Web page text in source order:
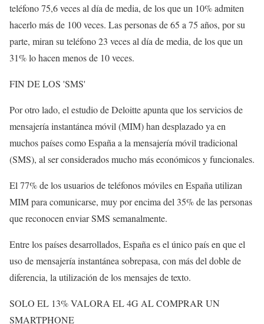
teléfono 75,6 veces al día de media, de los que un 10% admiten
hacerlo más de 100 veces. Las personas de 65 a 75 años, por su
parte, miran su teléfono 23 veces al día de media, de los que un
31% lo hacen menos de 10 veces.
FIN DE LOS 'SMS'
Por otro lado, el estudio de Deloitte apunta que los servicios de
mensajería instantánea móvil (MIM) han desplazado ya en
muchos países como España a la mensajería móvil tradicional
(SMS), al ser considerados mucho más económicos y funcionales.
El 77% de los usuarios de teléfonos móviles en España utilizan
MIM para comunicarse, muy por encima del 35% de las personas
que reconocen enviar SMS semanalmente.
Entre los países desarrollados, España es el único país en que el
uso de mensajería instantánea sobrepasa, con más del doble de
diferencia, la utilización de los mensajes de texto.
SOLO EL 13% VALORA EL 4G AL COMPRAR UN
SMARTPHONE